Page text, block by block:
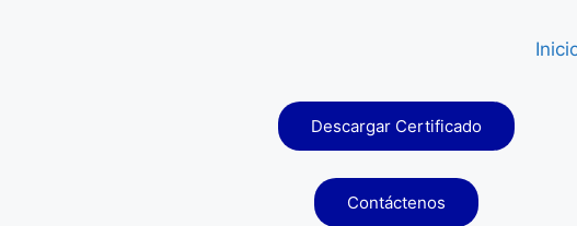
Descargar Certificado
Contáctenos